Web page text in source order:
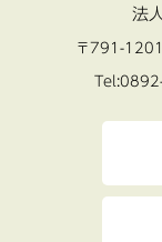
法
〒791-1201